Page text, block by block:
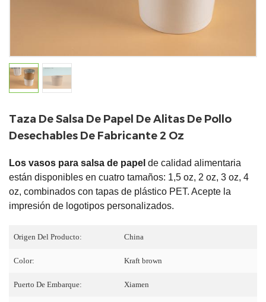
Taza De Salsa De Papel De Alitas De Pollo
Desechables De Fabricante 2 Oz
Los vasos para salsa de papel de calidad alimentaria
están disponibles en cuatro tamaños: 1,5 oz, 2 oz, 3 oz, 4
oz, combinados con tapas de plástico PET. Acepte la
impresión de logotipos personalizados.
Origen Del Producto: China
Color: Kraft brown
Puerto De Embarque: Xiamen